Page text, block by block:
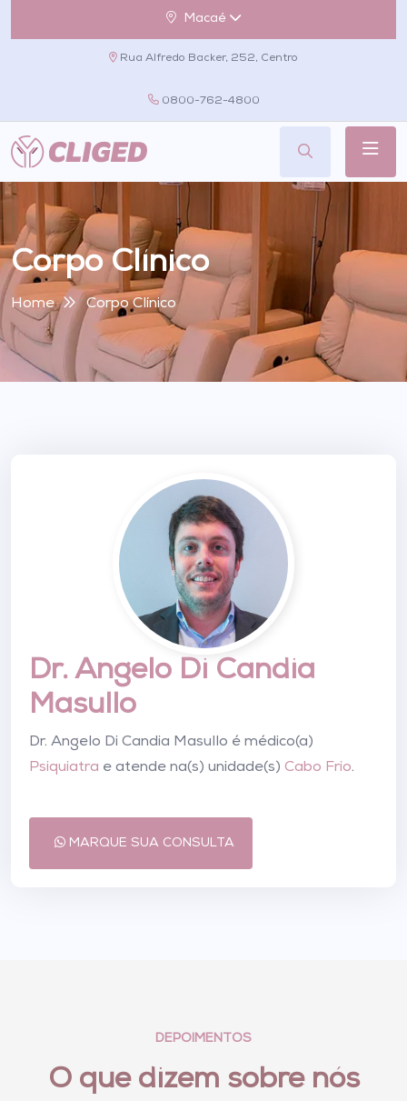
Macaé
Rua Alfredo Backer, 252, Centro
0800-762-4800
Corpo Clínico
Home Corpo Clínico
Dr. Angelo Di Candia
Masullo
Dr. Angelo Di Candia Masullo é médico(a)
Psiquiatra e atende na(s) unidade(s) Cabo Frio.
MARQUE SUA CONSULTA
DEPOIMENTOS
O que dizem sobre nós